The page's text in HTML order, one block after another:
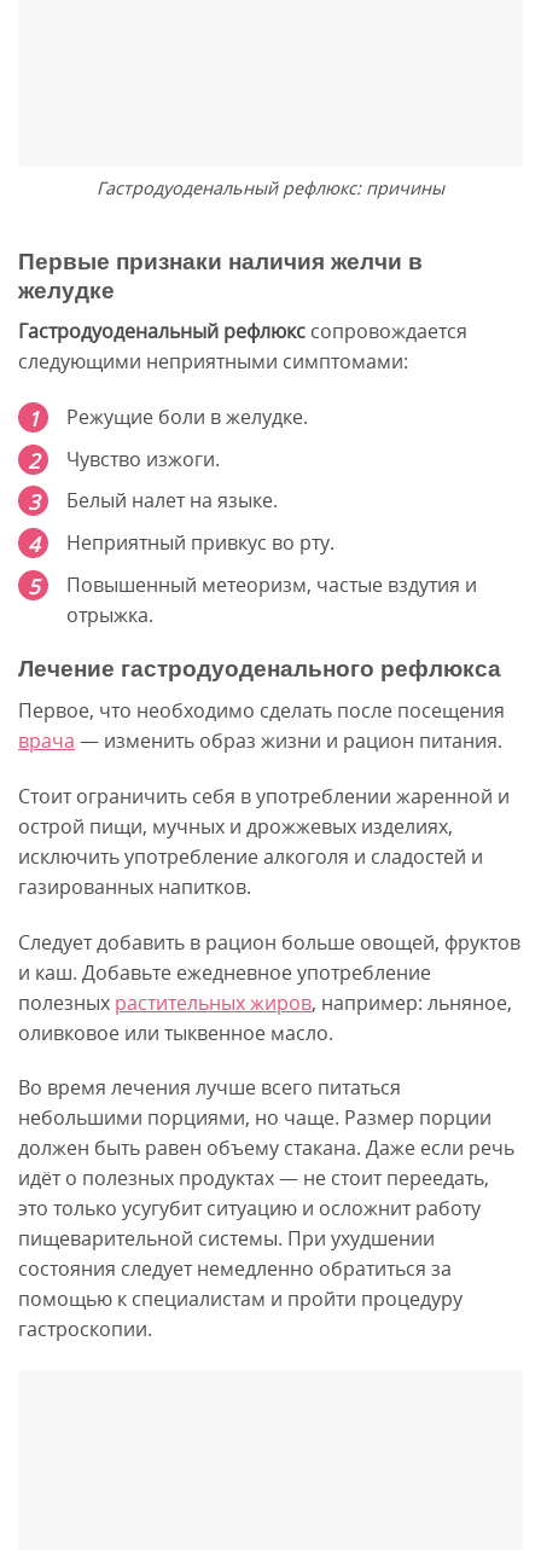
Гастродуоденальный рефлюкс: причины
Первые признаки наличия желчи в
желудке
Гастродуоденальный рефлюкс сопровождается
следующими неприятными симптомами:
Режущие боли в желудке.
Чувство изжоги.
Белый налет на языке.
Неприятный привкус во рту.
Повышенный метеоризм, частые вздутия и
отрыжка.
Лечение гастродуоденального рефлюкса
Первое, что необходимо сделать после посещения
врача — изменить образ жизни и рацион питания.
Стоит ограничить себя в употреблении жаренной и
острой пищи, мучных и дрожжевых изделиях,
исключить употребление алкоголя и сладостей и
газированных напитков.
Следует добавить в рацион больше овощей, фруктов
и каш. Добавьте ежедневное употребление
полезных растительных жиров, например: льняное,
оливковое или тыквенное масло.
Во время лечения лучше всего питаться
небольшими порциями, но чаще. Размер порции
должен быть равен объему стакана. Даже если речь
идёт о полезных продуктах — не стоит переедать,
это только усугубит ситуацию и осложнит работу
пищеварительной системы. При ухудшении
состояния следует немедленно обратиться за
помощью к специалистам и пройти процедуру
гастроскопии.